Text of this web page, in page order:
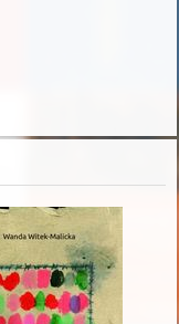
Bryliński (1586-